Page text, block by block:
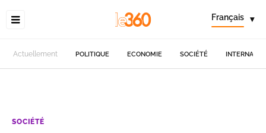
Français ▾
Actuellement POLITIQUE ECONOMIE SOCIÉTÉ
SOCIÉTÉ